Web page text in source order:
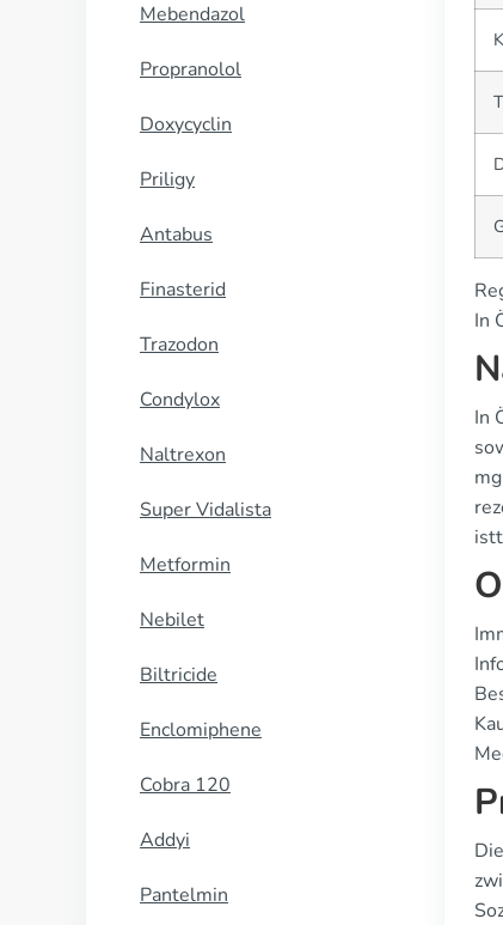
Mebendazol
Propranolol
Doxycyclin
Priligy
Antabus
Finasterid
Trazodon
Condylox
Naltrexon
Super Vidalista
Metformin
Nebilet
Biltricide
Enclomiphene
Cobra 120
Addyi
Pantelmin
In
In